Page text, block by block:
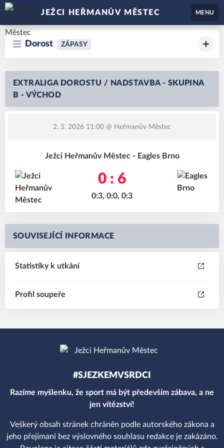
JEŽCI HEŘMANŮV MĚSTEC MENU
Dorost ZÁPASY
EXTRALIGA DOROSTU / NADSTAVBA - SKUPINA
B - VÝCHOD
2. 5. 2026 11:00 @ Heřmanův Městec
Ježci Heřmanův Městec - Eagles Brno
0 : 6
0:3, 0:0, 0:3
SOUVISEJÍCÍ INFORMACE
Statistiky k utkání
Profil soupeře
#SJEZKEMVSRDCI
Razíme myšlenku, že sport má být především zábava, a ne
jen vítězství!
Veškerý obsah stránek chráněn podle autorského zákona a
jeho přejímaní bez výslovného souhlasu redakce je zakázáno.